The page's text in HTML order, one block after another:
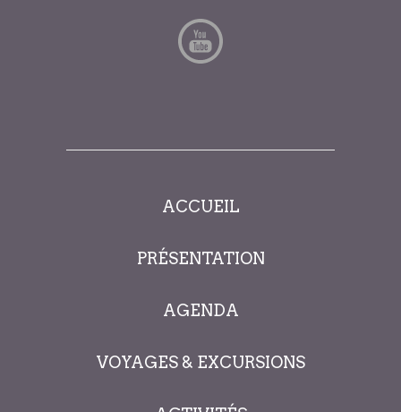
ACCUEIL
PRÉSENTATION
AGENDA
VOYAGES & EXCURSIONS